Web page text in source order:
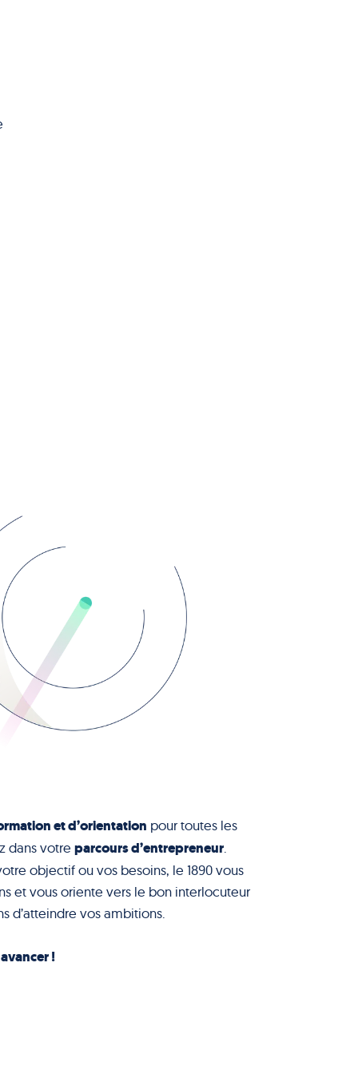
et d’orientation pour toutes les
dans votre parcours d’entrepreneur
objectif ou vos besoins, le 1890 vous
et vous oriente vers le bon interlocuteur
d’atteindre vos ambitions.
!